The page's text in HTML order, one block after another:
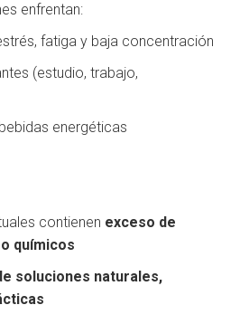
enfrentan:
fatiga y baja concentración
(estudio, trabajo,
energéticas
contienen exceso de
químicos
soluciones naturales,